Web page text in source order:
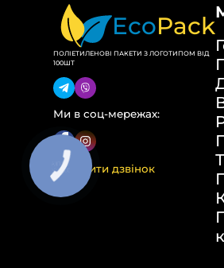
EcoPack
ПОЛІЕТИЛЕНОВІ ПАКЕТИ З ЛОГОТИПОМ ВІД
100ШТ
Ми в соц-мережах:
Замовити дзвінок